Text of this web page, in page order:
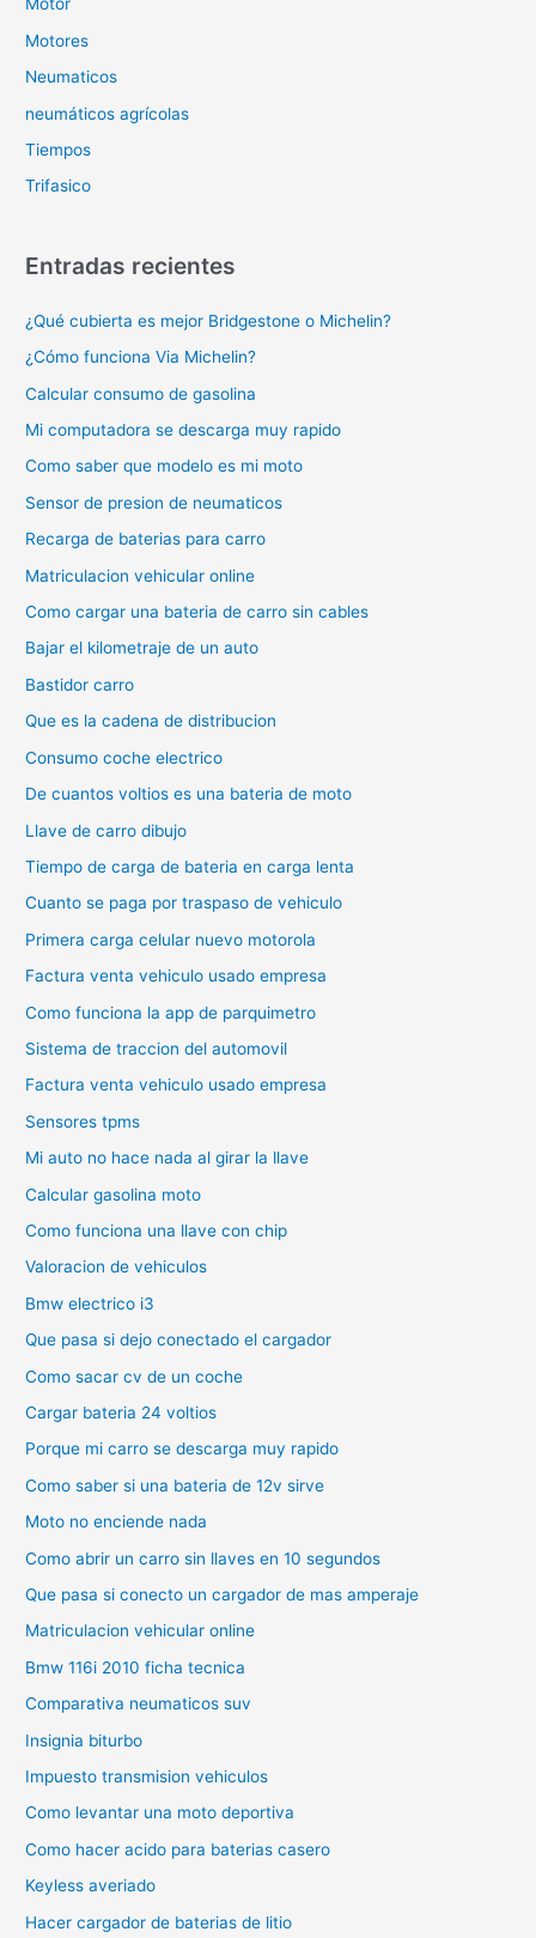
Motor
Motores
Neumaticos
neumáticos agrícolas
Tiempos
Trifasico
Entradas recientes
¿Qué cubierta es mejor Bridgestone o Michelin?
¿Cómo funciona Via Michelin?
Calcular consumo de gasolina
Mi computadora se descarga muy rapido
Como saber que modelo es mi moto
Sensor de presion de neumaticos
Recarga de baterias para carro
Matriculacion vehicular online
Como cargar una bateria de carro sin cables
Bajar el kilometraje de un auto
Bastidor carro
Que es la cadena de distribucion
Consumo coche electrico
De cuantos voltios es una bateria de moto
Llave de carro dibujo
Tiempo de carga de bateria en carga lenta
Cuanto se paga por traspaso de vehiculo
Primera carga celular nuevo motorola
Factura venta vehiculo usado empresa
Como funciona la app de parquimetro
Sistema de traccion del automovil
Factura venta vehiculo usado empresa
Sensores tpms
Mi auto no hace nada al girar la llave
Calcular gasolina moto
Como funciona una llave con chip
Valoracion de vehiculos
Bmw electrico i3
Que pasa si dejo conectado el cargador
Como sacar cv de un coche
Cargar bateria 24 voltios
Porque mi carro se descarga muy rapido
Como saber si una bateria de 12v sirve
Moto no enciende nada
Como abrir un carro sin llaves en 10 segundos
Que pasa si conecto un cargador de mas amperaje
Matriculacion vehicular online
Bmw 116i 2010 ficha tecnica
Comparativa neumaticos suv
Insignia biturbo
Impuesto transmision vehiculos
Como levantar una moto deportiva
Como hacer acido para baterias casero
Keyless averiado
Hacer cargador de baterias de litio